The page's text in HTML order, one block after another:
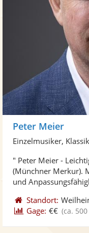
Peter Meier
Einzelmusiker, Klassik
" Peter Meier -
(Münchner Merkur).
und
Standort:
Gage: €€ (ca.